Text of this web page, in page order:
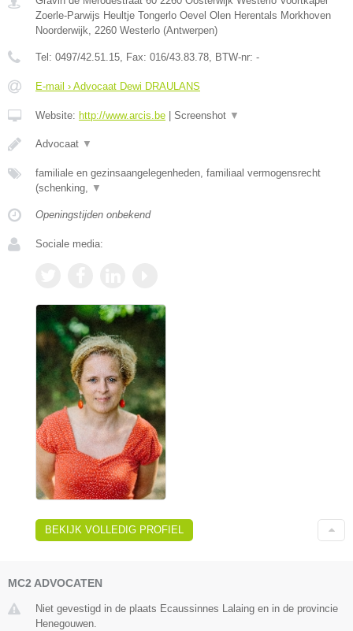
Zoerle-Parwijs Heultje Tongerlo Oevel Olen Herentals Morkhoven
Noorderwijk, 2260 Westerlo (Antwerpen)
Tel: 0497/42.51.15, Fax: 016/43.83.78, BTW-nr: -
E-mail › Advocaat Dewi DRAULANS
Website: http://www.arcis.be Screenshot ▼
Advocaat ▼
familiale en gezinsaangelegenheden, familiaal vermogensrecht
(schenking, ▼
Openingstijden onbekend
Sociale media:
BEKIJK VOLLEDIG PROFIEL
MC2 ADVOCATEN
Niet gevestigd in de plaats Ecaussinnes Lalaing en in de provincie
Henegouwen.